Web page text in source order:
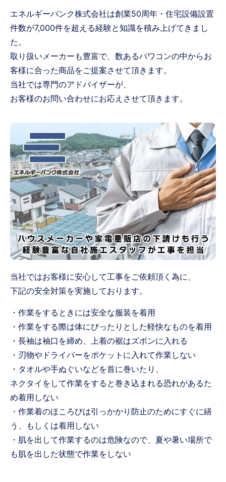
エネルギーバンク株式会社は創業50周年・住宅設備設置
件数が7,000件を超える経験と知識を積み上げてきまし
た。
取り扱いメーカーも豊富で、数あるパワコンの中からお
客様に合った商品をご提案させて頂きます。
当社では専門のアドバイザーが、
お客様のお問い合わせにお応えさせて頂きます。
当社ではお客様に安心して工事をご依頼頂く為に、
下記の安全対策を実施しております。
・作業をするときには安全な服装を着用
・作業をする際は体にぴったりとした軽快なものを着用
・長袖は袖口を締め、上着の裾はズボンに入れる
・刃物やドライバーをポケットに入れて作業しない
・タオルや手ぬぐいなどを首に巻いたり、
ネクタイをして作業をすると巻き込まれる恐れがあるた
め着用しない
・作業着のほころびは引っかかり防止のためにすぐに繕
う、もしくは着用しない
・肌を出して作業するのは危険なので、夏や暑い場所で
も肌を出した状態で作業をしない